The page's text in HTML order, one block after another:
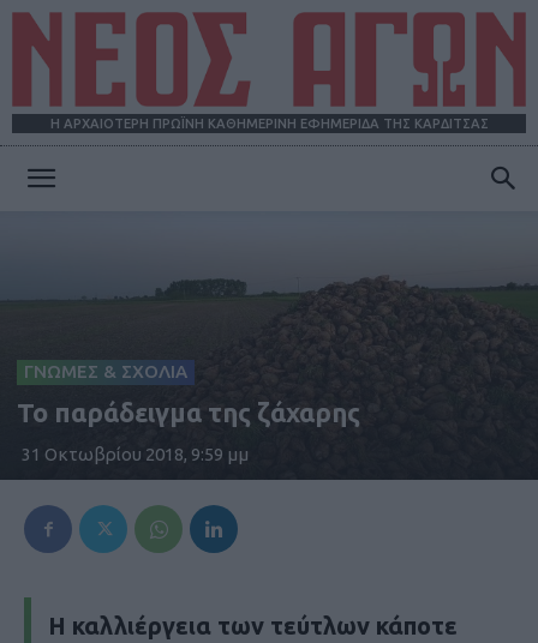
Η ΑΡΧΑΙΟΤΕΡΗ ΠΡΩΪΝΗ ΚΑΘΗΜΕΡΙΝΗ ΕΦΗΜΕΡΙΔΑ ΤΗΣ ΚΑΡΔΙΤΣΑΣ
ΑΓΩΝ
ΓΝΩΜΕΣ & ΣΧΟΛΙΑ
Το παράδειγμα της ζάχαρης
31 Οκτωβρίου 2018, 9:59 μμ
Η καλλιέργεια των τεύτλων κάποτε